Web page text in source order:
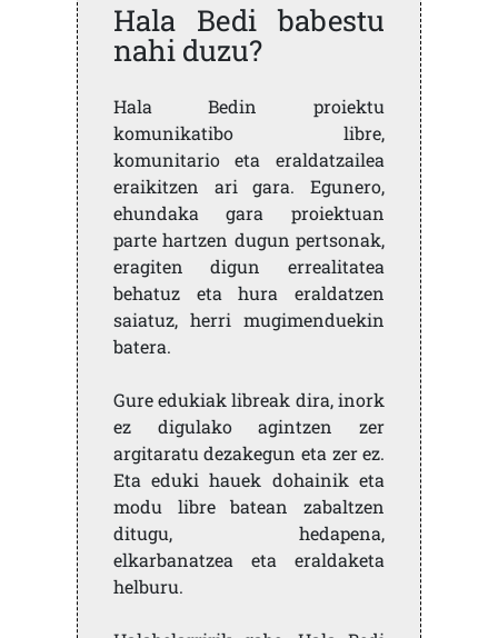
Hala Bedi babestu
nahi duzu?
Hala Bedin proiektu
komunikatibo libre,
komunitario eta eraldatzailea
eraikitzen ari gara. Egunero,
ehundaka gara proiektuan
parte hartzen dugun pertsonak,
eragiten digun errealitatea
behatuz eta hura eraldatzen
saiatuz, herri mugimenduekin
batera.
Gure edukiak libreak dira, inork
ez digulako agintzen zer
argitaratu dezakegun eta zer ez.
Eta eduki hauek dohainik eta
modu libre batean zabaltzen
ditugu, hedapena,
elkarbanatzea eta eraldaketa
helburu.